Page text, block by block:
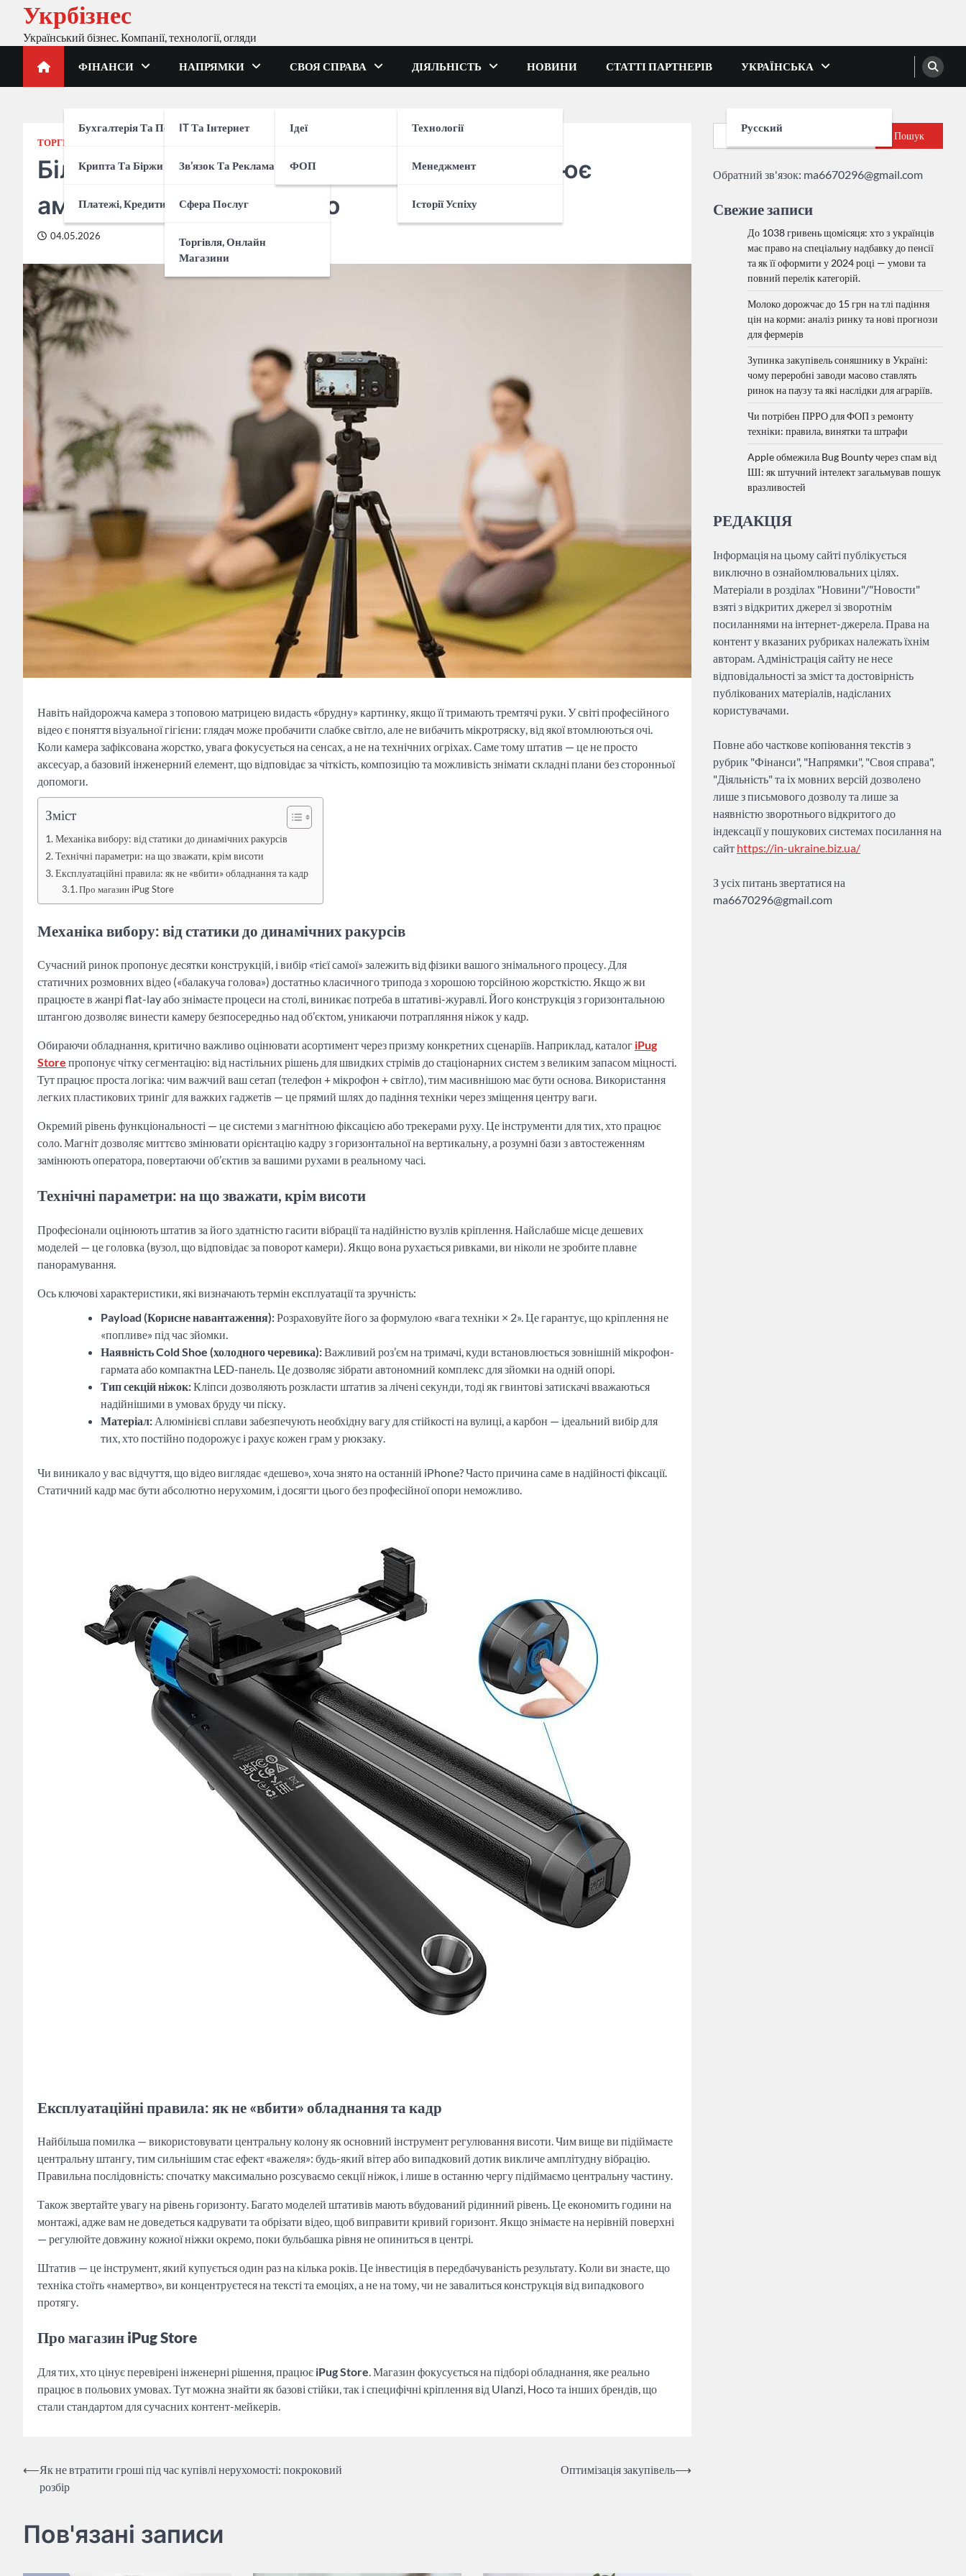
Перейти
вмісту
Укрбізнес
Український бізнес. Компанії, технології, огляди
ФІНАНСИ
Бухгалтерія Та Податки
Крипта Та Біржи
Платежі, Кредити, Банки
НАПРЯМКИ
IT Та Інтернет
Зв’язок Та Реклама
Сфера Послуг
Торгівля, Онлайн
Магазини
СВОЯ СПРАВА
Ідеї
ФОП
ДІЯЛЬНІСТЬ
Технології
Менеджмент
Історії Успіху
НОВИНИ СТАТТІ ПАРТНЕРІВ УКРАЇНСЬКА
Русский
ТОРГІВЛЯ, ОНЛАЙН МАГАЗИНИ
Більше ніж три палиці: як штатив перетворює
аматорське відео на кіно
04.05.2026
Навіть найдорожча камера з топовою матрицею видасть «брудну» картинку, якщо її тримають тремтячі руки. У світі професійного
відео є поняття візуальної гігієни: глядач може пробачити слабке світло, але не вибачить мікротряску, від якої втомлюються очі.
Коли камера зафіксована жорстко, увага фокусується на сенсах, а не на технічних огріхах. Саме тому штатив — це не просто
аксесуар, а базовий інженерний елемент, що відповідає за чіткість, композицію та можливість знімати складні плани без сторонньої
допомоги.
Зміст
Механіка вибору: від статики до динамічних ракурсів
Технічні параметри: на що зважати, крім висоти
Експлуатаційні правила: як не «вбити» обладнання та кадр
Про магазин iPug Store
Механіка вибору: від статики до динамічних ракурсів
Сучасний ринок пропонує десятки конструкцій, і вибір «тієї самої» залежить від фізики вашого знімального процесу. Для
статичних розмовних відео («балакуча голова») достатньо класичного трипода з хорошою торсійною жорсткістю. Якщо ж ви
працюєте в жанрі flat-lay або знімаєте процеси на столі, виникає потреба в штативі-журавлі. Його конструкція з горизонтальною
штангою дозволяє винести камеру безпосередньо над об’єктом, уникаючи потрапляння ніжок у кадр.
Обираючи обладнання, критично важливо оцінювати асортимент через призму конкретних сценаріїв. Наприклад, каталог iPug
Store пропонує чітку сегментацію: від настільних рішень для швидких стрімів до стаціонарних систем з великим запасом міцності.
Тут працює проста логіка: чим важчий ваш сетап (телефон + мікрофон + світло), тим масивнішою має бути основа. Використання
легких пластикових триніг для важких гаджетів — це прямий шлях до падіння техніки через зміщення центру ваги.
Окремий рівень функціональності — це системи з магнітною фіксацією або трекерами руху. Це інструменти для тих, хто працює
соло. Магніт дозволяє миттєво змінювати орієнтацію кадру з горизонтальної на вертикальну, а розумні бази з автостеженням
замінюють оператора, повертаючи об’єктив за вашими рухами в реальному часі.
Технічні параметри: на що зважати, крім висоти
Професіонали оцінюють штатив за його здатністю гасити вібрації та надійністю вузлів кріплення. Найслабше місце дешевих
моделей — це головка (вузол, що відповідає за поворот камери). Якщо вона рухається ривками, ви ніколи не зробите плавне
панорамування.
Ось ключові характеристики, які визначають термін експлуатації та зручність:
Payload (Корисне навантаження):Розраховуйте його за формулою «вага техніки × 2». Це гарантує, що кріплення не
«попливе» під час зйомки.
Наявність Cold Shoe (холодного черевика):Важливий роз’єм на тримачі, куди встановлюється зовнішній мікрофон-
гармата або компактна LED-панель. Це дозволяє зібрати автономний комплекс для зйомки на одній опорі.
Тип секцій ніжок:Кліпси дозволяють розкласти штатив за лічені секунди, тоді як гвинтові затискачі вважаються
надійнішими в умовах бруду чи піску.
Матеріал: Алюмінієві сплави забезпечують необхідну вагу для стійкості на вулиці, а карбон — ідеальний вибір для
тих, хто постійно подорожує і рахує кожен грам у рюкзаку.
Чи виникало у вас відчуття, що відео виглядає «дешево», хоча знято на останній iPhone? Часто причина саме в надійності фіксації.
Статичний кадр має бути абсолютно нерухомим, і досягти цього без професійної опори неможливо.
Експлуатаційні правила: як не «вбити» обладнання та кадр
Найбільша помилка — використовувати центральну колону як основний інструмент регулювання висоти. Чим вище ви підіймаєте
центральну штангу, тим сильнішим стає ефект «важеля»: будь-який вітер або випадковий дотик викличе амплітудну вібрацію.
Правильна послідовність: спочатку максимально розсуваємо секції ніжок, і лише в останню чергу підіймаємо центральну частину.
Також звертайте увагу на рівень горизонту. Багато моделей штативів мають вбудований рідинний рівень. Це економить години на
монтажі, адже вам не доведеться кадрувати та обрізати відео, щоб виправити кривий горизонт. Якщо знімаєте на нерівній поверхні
— регулюйте довжину кожної ніжки окремо, поки бульбашка рівня не опиниться в центрі.
Штатив — це інструмент, який купується один раз на кілька років. Це інвестиція в передбачуваність результату. Коли ви знаєте, що
техніка стоїть «намертво», ви концентруєтеся на тексті та емоціях, а не на тому, чи не завалиться конструкція від випадкового
протягу.
Про магазин iPug Store
Для тих, хто цінує перевірені інженерні рішення, працює iPug Store. Магазин фокусується на підборі обладнання, яке реально
працює в польових умовах. Тут можна знайти як базові стійки, так і специфічні кріплення від Ulanzi, Hoco та інших брендів, що
стали стандартом для сучасних контент-мейкерів.
Навігація
записів
⟵Як не втратити гроші під час купівлі нерухомості: покроковий
розбір
Оптимізація закупівель⟶
Пов'язані записи
Пошук
Обратний зв'язок: ma6670296@gmail.com
Свежие записи
До 1038 гривень щомісяця: хто з українців
має право на спеціальну надбавку до пенсії
та як її оформити у 2024 році — умови та
повний перелік категорій.
Молоко дорожчає до 15 грн на тлі падіння
цін на корми: аналіз ринку та нові прогнози
для фермерів
Зупинка закупівель соняшнику в Україні:
чому переробні заводи масово ставлять
ринок на паузу та які наслідки для аграріїв.
Чи потрібен ПРРО для ФОП з ремонту
техніки: правила, винятки та штрафи
Apple обмежила Bug Bounty через спам від
ШІ: як штучний інтелект загальмував пошук
вразливостей
РЕДАКЦІЯ
Інформація на цьому сайті публікується
виключно в ознайомлювальних цілях.
Матеріали в розділах "Новини"/"Новости"
взяті з відкритих джерел зі зворотнім
посиланнями на інтернет-джерела. Права на
контент у вказаних рубриках належать їхнім
авторам. Адміністрація сайту не несе
відповідальності за зміст та достовірність
публікованих матеріалів, надісланих
користувачами.
Повне або часткове копіювання текстів з
рубрик "Фінанси", "Напрямки", "Своя справа",
"Діяльність" та іх мовних версій дозволено
лише з письмового дозволу та лише за
наявністю зворотнього відкритого до
індексації у пошукових системах посилання на
сайт https://in-ukraine.biz.ua/
З усіх питань звертатися на
ma6670296@gmail.com